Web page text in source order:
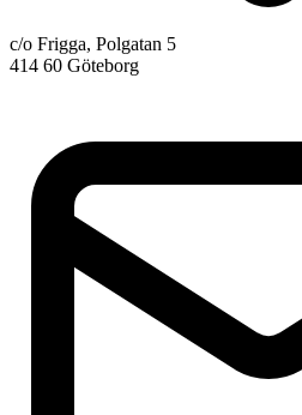
c/o Frigga, Polgatan 5
414 60 Göteborg